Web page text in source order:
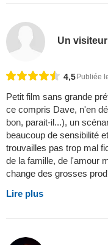
Un visiteur
4,5Publiée
Petit film sans grande
ce compris Dave, n'en
bon, parait-il...), un
beaucoup de sensibilité
trouvailles pas trop mal
de la famille, de l'amour
change des grosses
Lire plus